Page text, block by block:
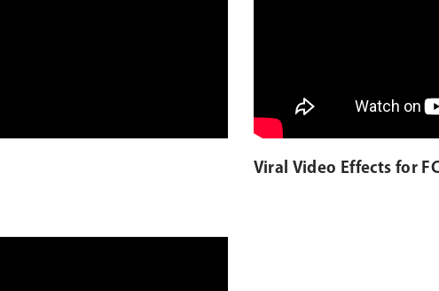
Viral Video Effects for